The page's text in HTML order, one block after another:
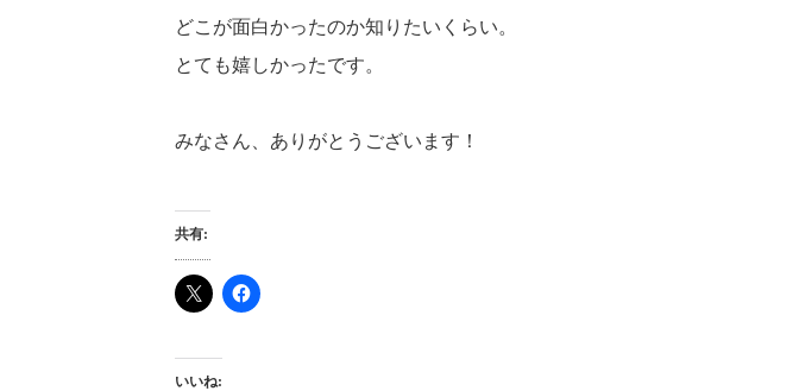
どこが面白かったのか知りたいくらい。
とても嬉しかったです。
みなさん、ありがとうございます！
共有:
いいね: